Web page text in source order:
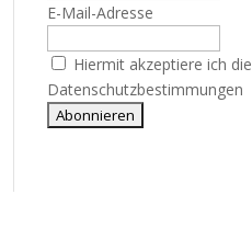
E-Mail-Adresse
Hiermit akzeptiere ich die
Datenschutzbestimmungen